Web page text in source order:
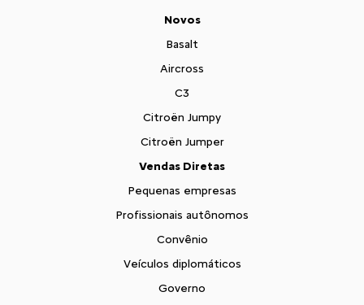
Novos
Basalt
Aircross
C3
Citroën Jumpy
Citroën Jumper
Vendas Diretas
Pequenas empresas
Profissionais autônomos
Convênio
Veículos diplomáticos
Governo